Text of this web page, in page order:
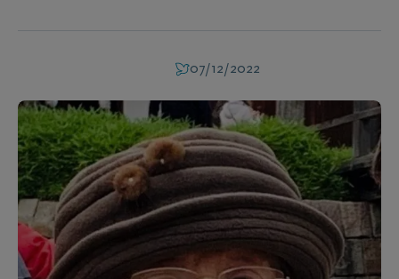
07/12/2022